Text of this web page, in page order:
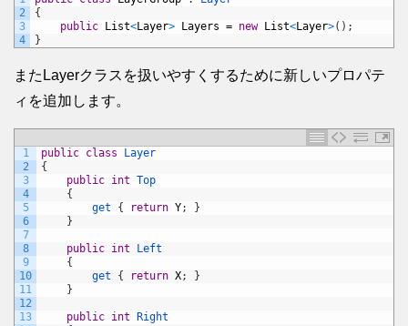
2
3
4
{
public
List<Layer> Layers = new List<Layer>( ) ;
}
またLayerクラスを扱いやすくするために新しいプロパテ
ィを追加します。
1
2
3
4
5
6
7
8
9
10
11
12
13
public class
Layer
{
public int Top
{
get
{ return Y;
}
}
public int
Left
{
get
{ return X;
}
}
public int
Right